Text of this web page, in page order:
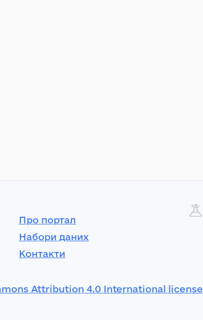
Про портал
Набори даних
Контакти
Attribution 4.0 International license